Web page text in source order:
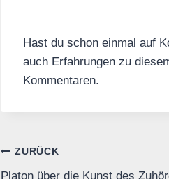
Hast du schon einmal auf
auch Erfahrungen zu
Kommentaren.
Beitrags-
ZURÜCK
Platon über die Kunst des